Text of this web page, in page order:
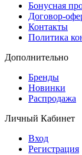
Бонусная
Договор-
Контакты
Политика
Дополнительно
Бренды
Новинки
Распродажа
Личный Кабинет
Вход
Регистрация